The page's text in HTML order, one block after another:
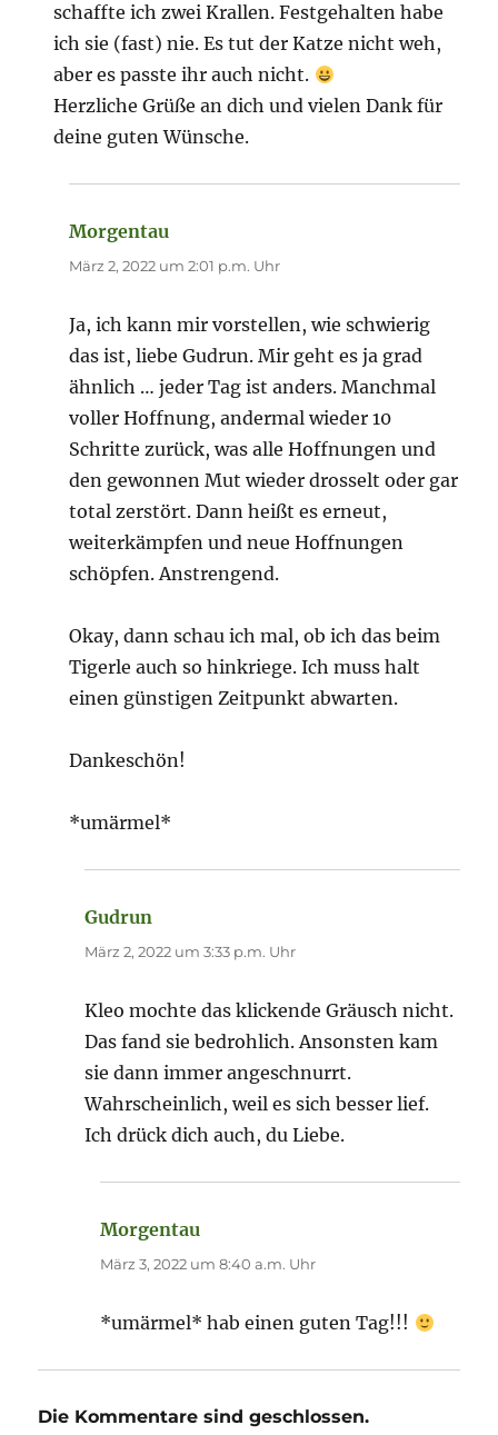
schaffte ich zwei Krallen. Festgehalten habe
ich sie (fast) nie. Es tut der Katze nicht weh,
aber es passte ihr auch nicht.
Herzliche Grüße an dich und vielen Dank für
deine guten Wünsche.
Morgentau
März 2, 2022 um 2:01 p.m. Uhr
Ja, ich kann mir vorstellen, wie schwierig
das ist, liebe Gudrun. Mir geht es ja grad
ähnlich … jeder Tag ist anders. Manchmal
voller Hoffnung, andermal wieder 10
Schritte zurück, was alle Hoffnungen und
den gewonnen Mut wieder drosselt oder gar
total zerstört. Dann heißt es erneut,
weiterkämpfen und neue Hoffnungen
schöpfen. Anstrengend.
Okay, dann schau ich mal, ob ich das beim
Tigerle auch so hinkriege. Ich muss halt
einen günstigen Zeitpunkt abwarten.
Dankeschön!
*umärmel*
Gudrun
März 2, 2022 um 3:33 p.m. Uhr
Kleo mochte das klickende Gräusch nicht.
Das fand sie bedrohlich. Ansonsten kam
sie dann immer angeschnurrt.
Wahrscheinlich, weil es sich besser lief.
Ich drück dich auch, du Liebe.
Morgentau
März 3, 2022 um 8:40 a.m. Uhr
*umärmel* hab einen guten Tag!!!
Die Kommentare sind geschlossen.